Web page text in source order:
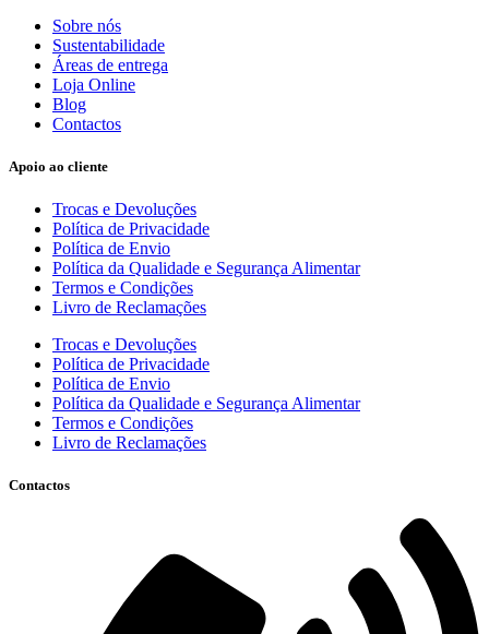
Sobre nós
Sustentabilidade
Áreas de entrega
Loja Online
Blog
Contactos
Apoio ao cliente
Trocas e Devoluções
Política de Privacidade
Política de Envio
Política da Qualidade e Segurança Alimentar
Termos e Condições
Livro de Reclamações
Trocas e Devoluções
Política de Privacidade
Política de Envio
Política da Qualidade e Segurança Alimentar
Termos e Condições
Livro de Reclamações
Contactos